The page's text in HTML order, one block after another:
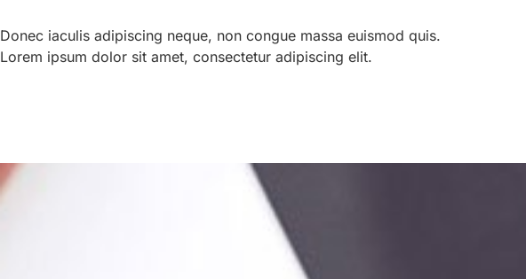
Donec iaculis adipiscing neque, non congue massa euismod quis.
Lorem ipsum dolor sit amet, consectetur adipiscing elit.